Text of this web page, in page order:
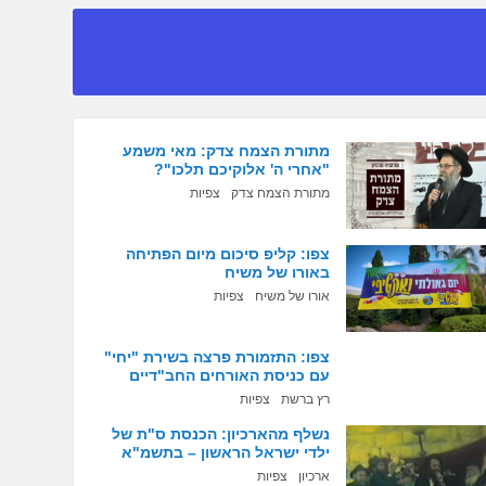
מתורת הצמח צדק: מאי משמע
"אחרי ה' אלוקיכם תלכו"?
מתורת הצמח צדק צפיות
צפו: קליפ סיכום מיום הפתיחה
באורו של משיח
אורו של משיח צפיות
צפו: התזמורת פרצה בשירת "יחי"
עם כניסת האורחים החב"דיים
רץ ברשת צפיות
נשלף מהארכיון: הכנסת ס"ת של
ילדי ישראל הראשון – בתשמ"א
ארכיון צפיות